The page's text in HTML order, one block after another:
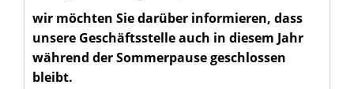
wir möchten Sie darüber informieren, dass
unsere Geschäftsstelle auch in diesem Jahr
während der Sommerpause geschlossen
bleibt.